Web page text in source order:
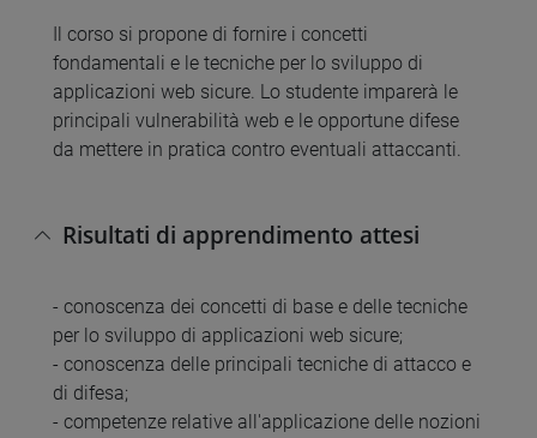
Il corso si propone di fornire i concetti
fondamentali e le tecniche per lo sviluppo di
applicazioni web sicure. Lo studente imparerà le
principali vulnerabilità web e le opportune difese
da mettere in pratica contro eventuali attaccanti.
Risultati di apprendimento attesi
- conoscenza dei concetti di base e delle tecniche
per lo sviluppo di applicazioni web sicure;
- conoscenza delle principali tecniche di attacco e
di difesa;
- competenze relative all'applicazione delle nozioni